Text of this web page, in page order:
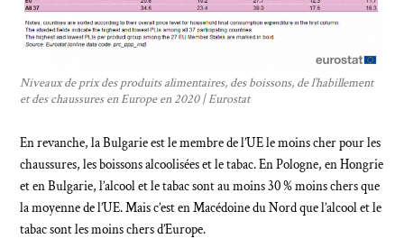
Niveaux de prix des produits alimentaires, des boissons, de l’habillement
et des chaussures en Europe en 2020 | Eurostat
En revanche, la Bulgarie est le membre de l’UE le moins cher pour les
chaussures, les boissons alcoolisées et le tabac. En Pologne, en Hongrie
et en Bulgarie, l’alcool et le tabac sont au moins 30 % moins chers que
la moyenne de l’UE. Mais c’est en Macédoine du Nord que l’alcool et le
tabac sont les moins chers d’Europe.